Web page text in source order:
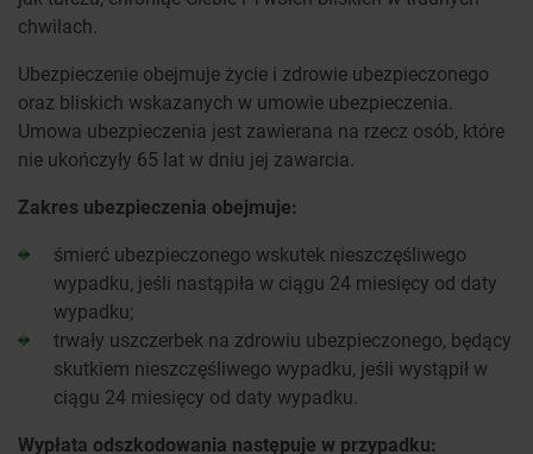
chwilach.
Ubezpieczenie obejmuje życie i zdrowie ubezpieczonego
oraz bliskich wskazanych w umowie ubezpieczenia.
Umowa ubezpieczenia jest zawierana na rzecz osób, które
nie ukończyły 65 lat w dniu jej zawarcia.
Zakres ubezpieczenia obejmuje:
śmierć ubezpieczonego wskutek nieszczęśliwego
wypadku, jeśli nastąpiła w ciągu 24 miesięcy od daty
wypadku;
trwały uszczerbek na zdrowiu ubezpieczonego, będący
skutkiem nieszczęśliwego wypadku, jeśli wystąpił w
ciągu 24 miesięcy od daty wypadku.
Wypłata odszkodowania następuje w przypadku: